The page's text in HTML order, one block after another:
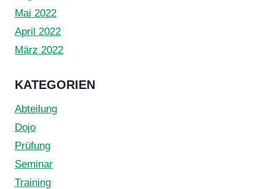
Mai 2022
April 2022
März 2022
KATEGORIEN
Abteilung
Dojo
Prüfung
Seminar
Training